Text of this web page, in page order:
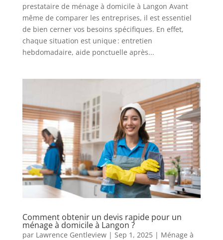
prestataire de ménage à domicile à Langon Avant
même de comparer les entreprises, il est essentiel
de bien cerner vos besoins spécifiques. En effet,
chaque situation est unique : entretien
hebdomadaire, aide ponctuelle après...
Comment obtenir un devis rapide pour un
ménage à domicile à Langon ?
par Lawrence Gentleview| Sep 1, 2025| Ménage à